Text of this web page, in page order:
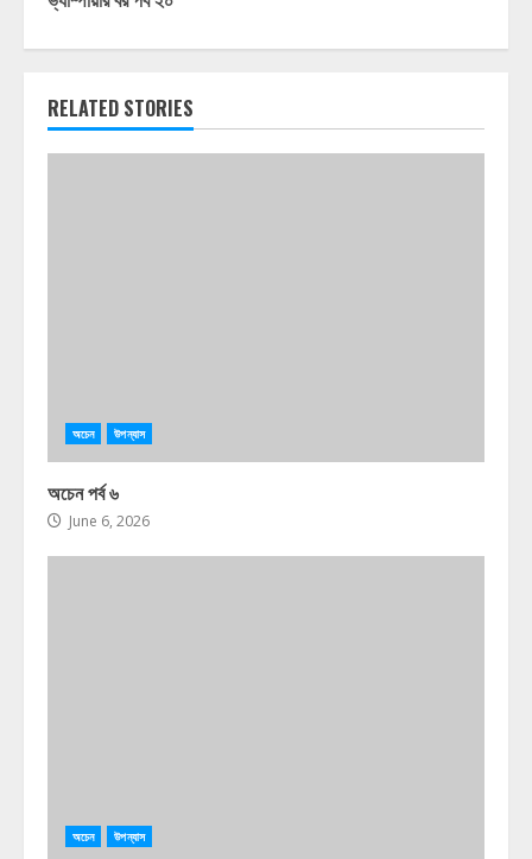
RELATED STORIES
অচেন উপন্যাস
অচেন পর্ব ৬
June 6, 2026
অচেন উপন্যাস